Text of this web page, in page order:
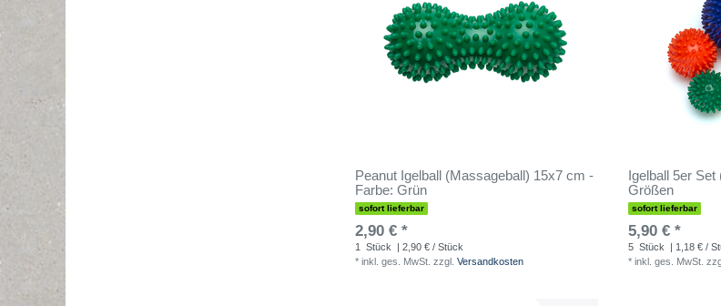
Peanut Igelball (Massageball) 15x7 cm -
Farbe: Grün
sofort lieferbar
2,90 € *
1 Stück
| 2,90 € / Stück
* inkl. ges. MwSt. zzgl. Versandkosten
Igelball 5er
Größen
sofort lieferbar
5,90 € *
5 Stück
| 1,18 € /
* inkl. ges. MwSt.